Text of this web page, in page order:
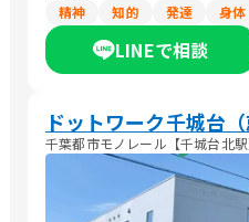
精神
知的 発達 身体
LINEで相談
ドットワーク千城台
千葉都市モノレール【千城台北